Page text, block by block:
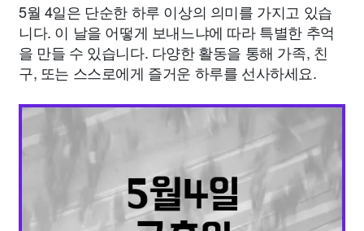
5월 4일은 단순한 하루 이상의 의미를 가지고 있습
니다. 이 날을 어떻게 보내느냐에 따라 특별한 추억
을 만들 수 있습니다. 다양한 활동을 통해 가족, 친
구, 또는 스스로에게 즐거운 하루를 선사하세요.